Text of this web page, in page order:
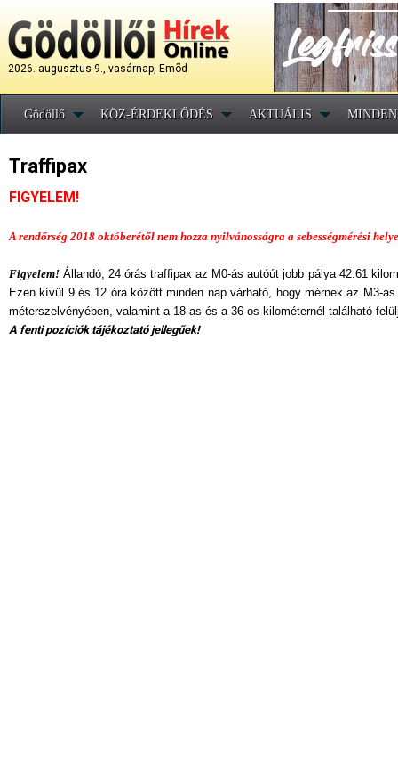
2026. augusztus 9., vasárnap, Emõd
Gödöllő KÖZ-ÉRDEKLŐDÉS AKTUÁLIS
Traffipax
FIGYELEM!
A rendőrség 2018 októberétől nem hozza nyilvánosságra a sebességmérési
Figyelem! Állandó, 24 órás traffipax az M0-ás autóút jobb pálya 42.61
Ezen kívül 9 és 12 óra között minden nap várható, hogy mérnek az M3-
méterszelvényében, valamint a 18-as és a 36-os kilométernél található
A fenti pozíciók tájékoztató jellegűek!